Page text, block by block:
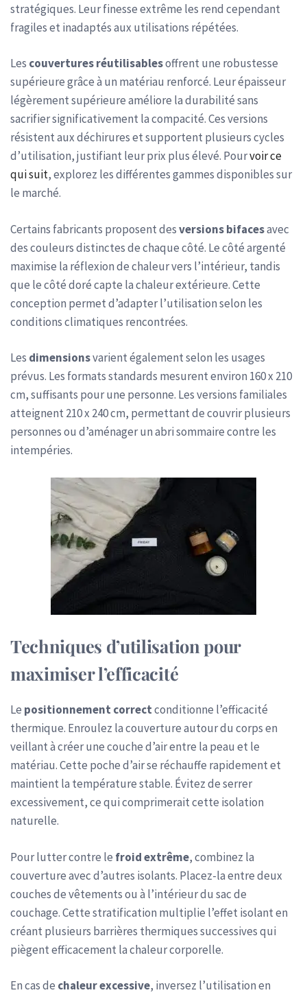
stratégiques. Leur finesse extrême les rend cependant
fragiles et inadaptés aux utilisations répétées.
Les couvertures réutilisablesoffrent une robustesse
supérieure grâce à un matériau renforcé. Leur épaisseur
légèrement supérieure améliore la durabilité sans
sacrifier significativement la compacité. Ces versions
résistent aux déchirures et supportent plusieurs cycles
d’utilisation, justifiant leur prix plus élevé. Pourvoir ce
qui suit, explorez les différentes gammes disponibles sur
le marché.
Certains fabricants proposent desversions bifacesavec
des couleurs distinctes de chaque côté. Le côté argenté
maximise la réflexion de chaleur vers l’intérieur, tandis
que le côté doré capte la chaleur extérieure. Cette
conception permet d’adapter l’utilisation selon les
conditions climatiques rencontrées.
Les dimensionsvarient également selon les usages
prévus. Les formats standards mesurent environ 160 x 210
cm, suffisants pour une personne. Les versions familiales
atteignent 210 x 240 cm, permettant de couvrir plusieurs
personnes ou d’aménager un abri sommaire contre les
intempéries.
Techniques d’utilisation pour
maximiser l’efficacité
Le positionnement correctconditionne l’efficacité
thermique. Enroulez la couverture autour du corps en
veillant à créer une couche d’air entre la peau et le
matériau. Cette poche d’air se réchauffe rapidement et
maintient la température stable. Évitez de serrer
excessivement, ce qui comprimerait cette isolation
naturelle.
Pour lutter contre le froid extrême, combinez la
couverture avec d’autres isolants. Placez-la entre deux
couches de vêtements ou à l’intérieur du sac de
couchage. Cette stratification multiplie l’effet isolant en
créant plusieurs barrières thermiques successives qui
piègent efficacement la chaleur corporelle.
En cas de chaleur excessive, inversez l’utilisation en